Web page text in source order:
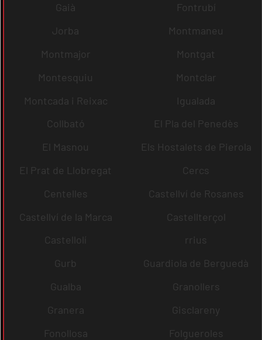
Gaià
Fontrubí
Jorba
Montmaneu
Montmajor
Montgat
Montesquiu
Montclar
Montcada i Reixac
Igualada
Collbató
El Pla del Penedès
El Masnou
Els Hostalets de Pierola
El Prat de Llobregat
Cercs
Centelles
Castellví de Rosanes
Castellví de la Marca
Castellterçol
Castellolí
rrius
Gurb
Guardiola de Berguedà
Gualba
Granollers
Granera
Gisclareny
Fonollosa
Folgueroles